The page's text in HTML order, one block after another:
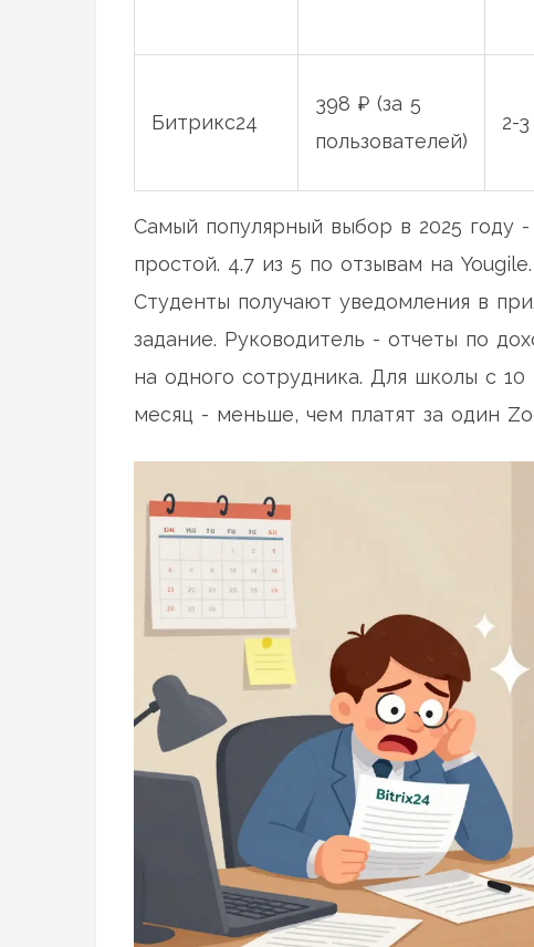
Битрикс24
398 ₽ (за 5
пользователей)
2-
Самый популярный выбор в 2025
простой. 4.7 из 5 по отзывам на
Студенты получают уведомления в
задание. Руководитель - отчеты по
на одного сотрудника. Для школы с
месяц - меньше, чем платят за один